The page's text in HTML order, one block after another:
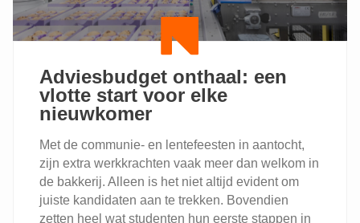
Adviesbudget onthaal: een
vlotte start voor elke
nieuwkomer
Met de communie- en lentefeesten in aantocht,
zijn extra werkkrachten vaak meer dan welkom in
de bakkerij. Alleen is het niet altijd evident om
juiste kandidaten aan te trekken. Bovendien
zetten heel wat studenten hun eerste stappen in